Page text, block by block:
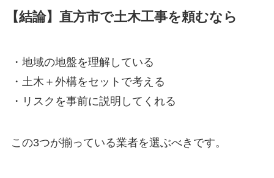
【結論】直方市で土木工事を頼むなら
・地域の地盤を理解している
・土木＋外構をセットで考える
・リスクを事前に説明してくれる
この3つが揃っている業者を選ぶべきです。